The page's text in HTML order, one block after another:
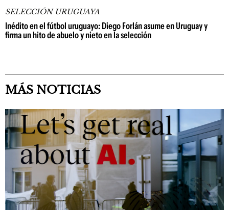
SELECCIÓN URUGUAYA
Inédito en el fútbol uruguayo: Diego Forlán asume en Uruguay y
firma un hito de abuelo y nieto en la selección
MÁS NOTICIAS